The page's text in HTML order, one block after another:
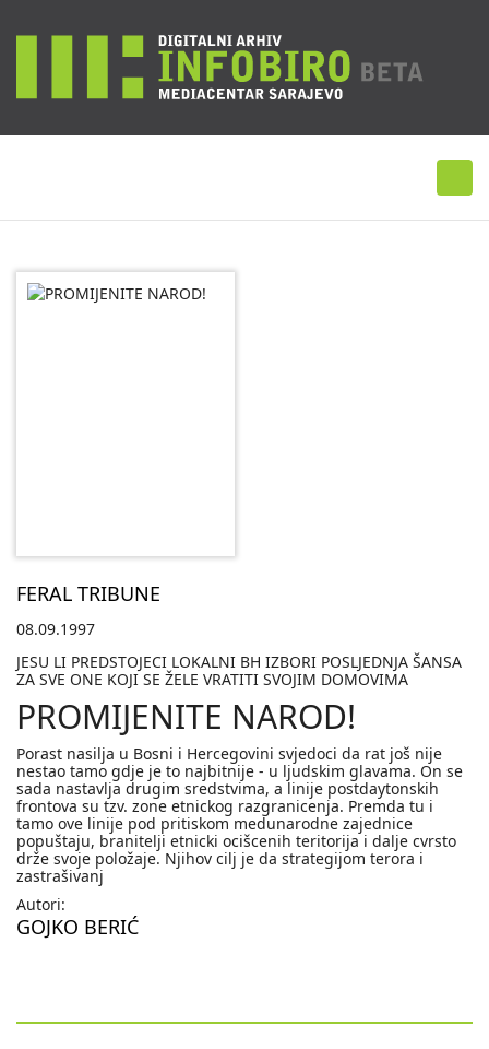
FERAL TRIBUNE
08.09.1997
JESU LI PREDSTOJECI LOKALNI BH IZBORI POSLJEDNJA ŠANSA
ZA SVE ONE KOJI SE ŽELE VRATITI SVOJIM DOMOVIMA
PROMIJENITE NAROD!
Porast nasilja u Bosni i Hercegovini svjedoci da rat još nije
nestao tamo gdje je to najbitnije - u ljudskim glavama. On se
sada nastavlja drugim sredstvima, a linije postdaytonskih
frontova su tzv. zone etnickog razgranicenja. Premda tu i
tamo ove linije pod pritiskom medunarodne zajednice
popuštaju, branitelji etnicki ocišcenih teritorija i dalje cvrsto
drže svoje položaje. Njihov cilj je da strategijom terora i
zastrašivanj
Autori:
GOJKO BERIĆ